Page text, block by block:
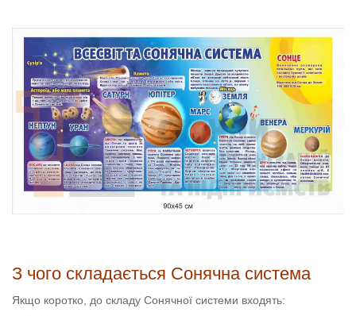
З чого складається Сонячна система
Якщо коротко, до складу Сонячної системи входять: